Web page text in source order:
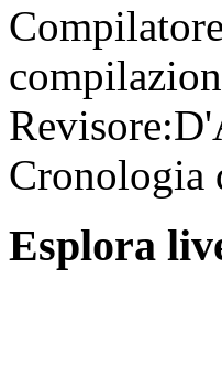
Revisore:
Cronologia
Esplora